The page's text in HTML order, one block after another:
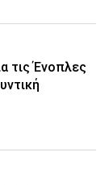
τις Ένοπλες